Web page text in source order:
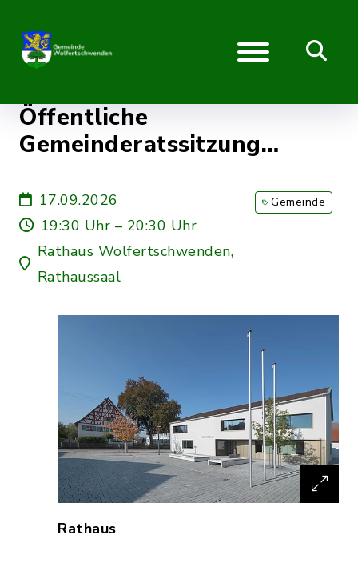
Öffentliche
Gemeinderatssitzung
17.09.2026
19:30 Uhr – 20:30 Uhr
Rathaus Wolfertschwenden,
Rathaussaal
Gemeinde
Rathaus